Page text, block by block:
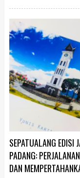
SEPATUALANG EDISI
PADANG:
DAN